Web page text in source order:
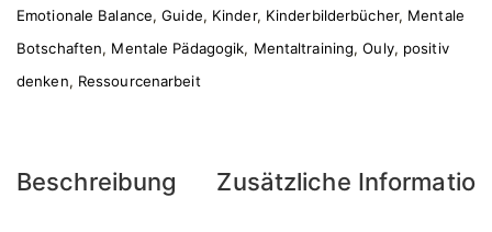
Emotionale Balance,Guide, Kinder, Kinderbilderbücher, Mentale
Botschaften, Mentale Pädagogik, Mentaltraining,Ouly, positiv
denken, Ressourcenarbeit
Beschreibung Zusätzliche